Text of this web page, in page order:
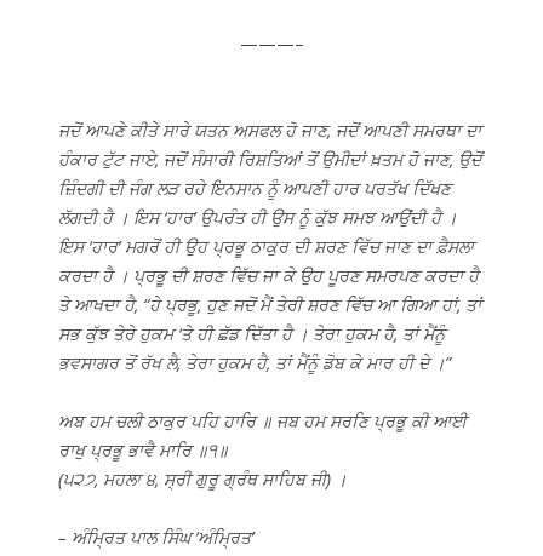
———–
ਜਦੋਂ ਆਪਣੇ ਕੀਤੇ ਸਾਰੇ ਯਤਨ ਅਸਫਲ ਹੋ ਜਾਣ, ਜਦੋਂ ਆਪਣੀ ਸਮਰਥਾ ਦਾ
ਹੰਕਾਰ ਟੁੱਟ ਜਾਏ, ਜਦੋਂ ਸੰਸਾਰੀ ਰਿਸ਼ਤਿਆਂ ਤੋਂ ਉਮੀਦਾਂ ਖ਼ਤਮ ਹੋ ਜਾਣ, ਉਦੋਂ
ਜ਼ਿੰਦਗੀ ਦੀ ਜੰਗ ਲੜ ਰਹੇ ਇਨਸਾਨ ਨੂੰ ਆਪਣੀ ਹਾਰ ਪਰਤੱਖ ਦਿੱਖਣ
ਲੱਗਦੀ ਹੈ । ਇਸ ‘ਹਾਰ’ ਉਪਰੰਤ ਹੀ ਉਸ ਨੂੰ ਕੁੱਝ ਸਮਝ ਆਉਂਦੀ ਹੈ ।
ਇਸ ‘ਹਾਰ’ ਮਗਰੋਂ ਹੀ ਉਹ ਪ੍ਰਭੂ ਠਾਕੁਰ ਦੀ ਸ਼ਰਣ ਵਿੱਚ ਜਾਣ ਦਾ ਫ਼ੈਸਲਾ
ਕਰਦਾ ਹੈ । ਪ੍ਰਭੂ ਦੀ ਸ਼ਰਣ ਵਿੱਚ ਜਾ ਕੇ ਉਹ ਪੂਰਣ ਸਮਰਪਣ ਕਰਦਾ ਹੈ
ਤੇ ਆਖਦਾ ਹੈ, “ਹੇ ਪ੍ਰਭੂ, ਹੁਣ ਜਦੋਂ ਮੈਂ ਤੇਰੀ ਸ਼ਰਣ ਵਿੱਚ ਆ ਗਿਆ ਹਾਂ, ਤਾਂ
ਸਭ ਕੁੱਝ ਤੇਰੇ ਹੁਕਮ ‘ਤੇ ਹੀ ਛੱਡ ਦਿੱਤਾ ਹੈ । ਤੇਰਾ ਹੁਕਮ ਹੈ, ਤਾਂ ਮੈਂਨੂੰ
ਭਵਸਾਗਰ ਤੋਂ ਰੱਖ ਲੈ, ਤੇਰਾ ਹੁਕਮ ਹੈ, ਤਾਂ ਮੈਂਨੂੰ ਡੋਬ ਕੇ ਮਾਰ ਹੀ ਦੇ ।”
ਅਬ ਹਮ ਚਲੀ ਠਾਕੁਰ ਪਹਿ ਹਾਰਿ ॥ ਜਬ ਹਮ ਸਰਣਿ ਪ੍ਰਭੂ ਕੀ ਆਈ
ਰਾਖੁ ਪ੍ਰਭੂ ਭਾਵੈ ਮਾਰਿ ॥੧॥
(੫੨੭, ਮਹਲਾ ੪, ਸ੍ਰੀ ਗੁਰੂ ਗ੍ਰੰਥ ਸਾਹਿਬ ਜੀ) ।
– ਅੰਮ੍ਰਿਤ ਪਾਲ ਸਿੰਘ ‘ਅੰਮ੍ਰਿਤ’